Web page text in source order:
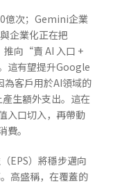
億次；Gemini企業
企業化正在把
向“賣 AI 入口 +
這有望提升Google
為客戶用於AI領域的
生額外支出。這在
入口切入，再帶動
。
EPS）將穩步邁向
高盛稱，在覆蓋的